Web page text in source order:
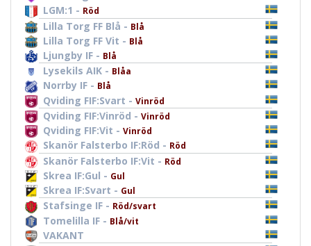
LGM:1 - Röd
Lilla Torg FF Blå - Blå
Lilla Torg FF Vit - Blå
Ljungby IF - Blå
Lysekils AIK - Blåa
Norrby IF - Blå
Qviding FIF:Svart - Vinröd
Qviding FIF:Vinröd - Vinröd
Qviding FIF:Vit - Vinröd
Skanör Falsterbo IF:Röd - Röd
Skanör Falsterbo IF:Vit - Röd
Skrea IF:Gul - Gul
Skrea IF:Svart - Gul
Stafsinge IF - Röd/svart
Tomelilla IF - Blå/vit
VAKANT